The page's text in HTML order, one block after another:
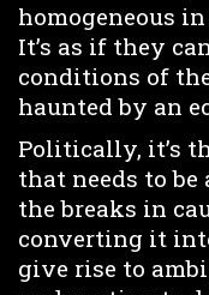
homogeneous
It’s as if they
conditions of
haunted by an
Politically, it’s
that needs to be
the breaks in
converting it
give rise to